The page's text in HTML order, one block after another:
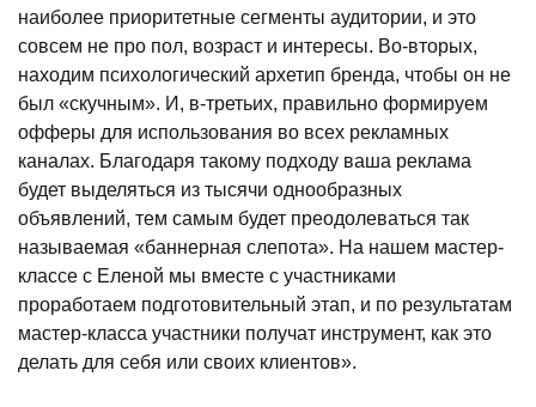
наиболее приоритетные сегменты аудитории, и это
совсем не про пол, возраст и интересы. Во-вторых,
находим психологический архетип бренда, чтобы он не
был «скучным». И, в-третьих, правильно формируем
офферы для использования во всех рекламных
каналах. Благодаря такому подходу ваша реклама
будет выделяться из тысячи однообразных
объявлений, тем самым будет преодолеваться так
называемая «баннерная слепота». На нашем мастер-
классе с Еленой мы вместе с участниками
проработаем подготовительный этап, и по результатам
мастер-класса участники получат инструмент, как это
делать для себя или своих клиентов».